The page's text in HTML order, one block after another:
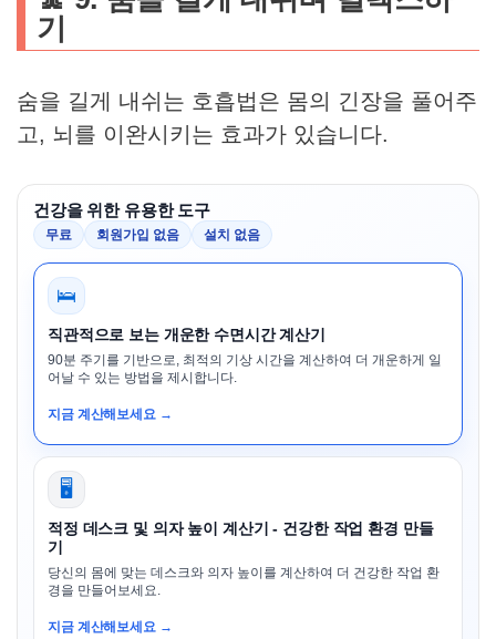
기
숨을 길게 내쉬는 호흡법은 몸의 긴장을 풀어주
고, 뇌를 이완시키는 효과가 있습니다.
건강을 위한 유용한 도구
무료 회원가입 없음 설치 없음
🛌
직관적으로 보는 개운한 수면시간 계산기
90분 주기를 기반으로, 최적의 기상 시간을 계산하여 더 개운하게 일
어날 수 있는 방법을 제시합니다.
지금 계산해보세요 →
🖥️
적정 데스크 및 의자 높이 계산기 - 건강한 작업 환경 만들
기
당신의 몸에 맞는 데스크와 의자 높이를 계산하여 더 건강한 작업 환
경을 만들어보세요.
지금 계산해보세요 →